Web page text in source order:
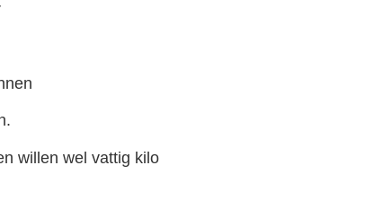
willen wel vattig kilo